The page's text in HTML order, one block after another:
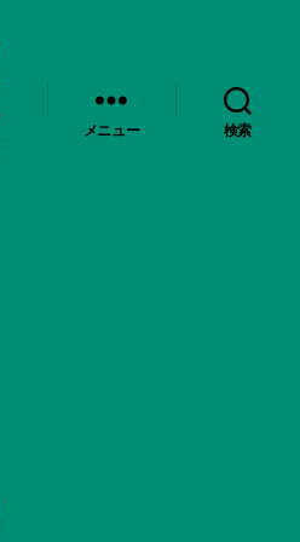
メニュー 検索